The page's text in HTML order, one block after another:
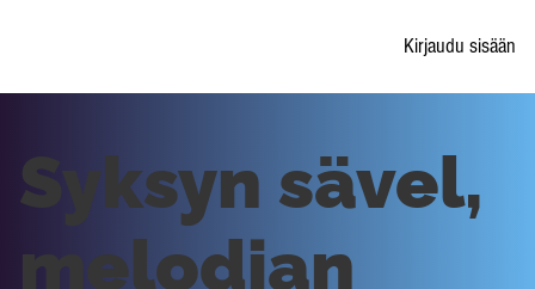
Kirjaudu sisään
Syksyn sävel,
melodian